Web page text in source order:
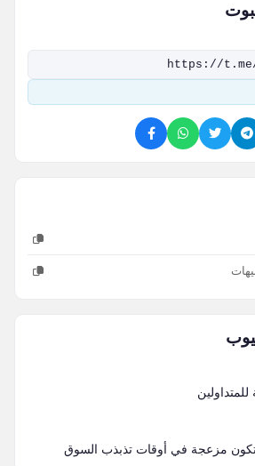
تكون مزعجة في أوقات تذبذب السوق